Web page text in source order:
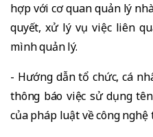
hợp với cơ quan quản lý
quyết, xử lý vụ việc liên
mình quản lý.
- Hướng dẫn tổ chức, cá
thông báo việc sử dụng
của pháp luật về công nghệ